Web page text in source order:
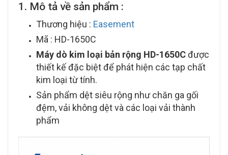
1. Mô tả về sản phẩm :
Thương hiệu : Easement
Mã : HD-1650C
Máy dò kim loại bản rộng HD-1650Cđược
thiết kế đặc biệt để phát hiện các tạp chất
kim loại từ tính.
Sản phẩm dệt siêu rộng như chăn ga gối
đệm, vải không dệt và các loại vải thành
phẩm